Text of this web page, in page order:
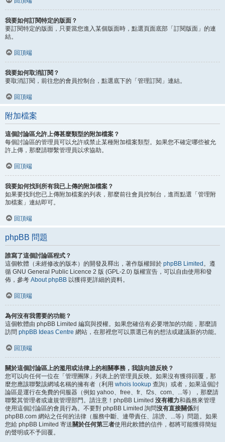
我要如何訂閱特定的版面？
要訂閱特定的版面，只要當您進入某個版面時，點選頁面底部「訂閱版面」的連
結。
回頂端
我要如何取消訂閱？
要取消訂閱，前往您的會員控制台，點選底下的「管理訂閱」連結。
回頂端
附加檔案
這個討論區允許上傳甚麼類型的附加檔案？
每個討論區的管理員可以允許或禁止某種附加檔案類型。如果您不確定哪些被允
許上傳，那麼請聯繫管理員以求協助。
回頂端
我要如何找到所有我已上傳的附加檔案？
如果要找到您已上傳附加檔案的列表，那麼前往會員控制台，進而點選「管理附
加檔案」連結即可。
回頂端
phpBB 問題
誰寫了這個討論區程式？
這個軟體（未經修改的版本）的開發及釋出，著作版權歸於 phpBB Limited 。遵
循 GNU General Public Licence 2 版 (GPL-2.0) 版權宣告，可以自由使用和發
佈，參考 About phpBB 以獲得更詳細的資料。
回頂端
為何沒有我需要的功能？
這個軟體由 phpBB Limited 編寫與授權。如果您確信有必要增加的功能，那麼請
訪問 phpBB Ideas Centre 網站，在那裡您可以票選已有的想法或建議新的功能。
回頂端
關於這個討論區上的濫用或法律上的相關事務，我該向誰反映？
您可以向任何一位在「管理團隊」列表上的管理員反映。如果沒有獲得回覆，那
麼您應該聯繫該網域名稱的擁有者（利用 whois lookup 查詢）或者，如果這個討
論區是運行在免費的伺服器（例如 yahoo、free、fr、f2s、com、...等），那麼請
聯繫其管理者或違規管理部門。請注意！phpBB Limited 沒有權力和義務來管理
使用這個討論區的會員行為。不要對 phpBB Limited 詢問沒有直接關係到
phpBB.com 網站之任何的法律（服務中斷、連帶責任、誹謗、...等）問題。如果
您給 phpBB Limited 寄送關於任何第三者使用此軟體的信件，都將可能獲得簡短
的聲明或不予回覆。